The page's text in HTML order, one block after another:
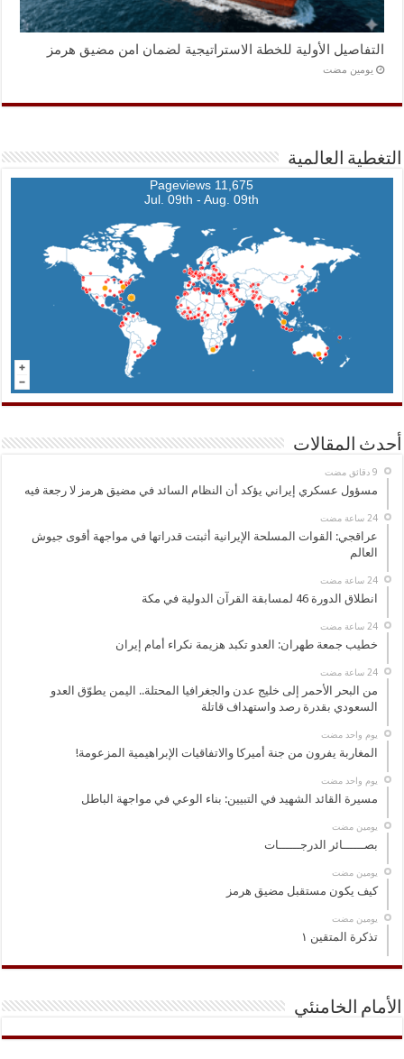
التفاصيل الأولية للخطة الاستراتيجية لضمان امن مضيق هرمز
‏يومين مضت
التغطية العالمية
11,675 Pageviews
Jul. 09th - Aug. 09th
أحدث المقالات
مسؤول عسكري إيراني يؤكد أن النظام السائد في مضيق هرمز لا رجعة فيه
‏24 ساعة مضت
عراقجي: القوات المسلحة الإيرانية أثبتت قدراتها في مواجهة أقوى جيوش
العالم
‏24 ساعة مضت
انطلاق الدورة 46 لمسابقة القرآن الدولية في مكة
‏24 ساعة مضت
خطيب جمعة طهران: العدو تكبد هزيمة نكراء أمام إيران
‏24 ساعة مضت
من البحر الأحمر إلى خليج عدن والجغرافيا المحتلة.. اليمن يطوّق العدو
السعودي بقدرة رصد واستهداف قاتلة
‏يوم واحد مضت
المغاربة يفرون من جنة أميركا والاتفاقيات الإبراهيمية المزعومة!
‏يوم واحد مضت
مسيرة القائد الشهيد في التبيين: بناء الوعي في مواجهة الباطل
‏يومين مضت
بصــــــائر الدرجــــــات
‏يومين مضت
كيف يكون مستقبل مضيق هرمز
‏يومين مضت
تذكرة المتقين ١
الأمام الخامنئي